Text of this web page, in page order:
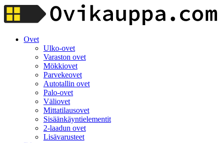
Ovet
Ulko-ovet
Varaston ovet
Mökkiovet
Parvekeovet
Autotallin ovet
Palo-ovet
Väliovet
Mittatilausovet
Sisäänkäyntielementit
2-laadun ovet
Lisävarusteet